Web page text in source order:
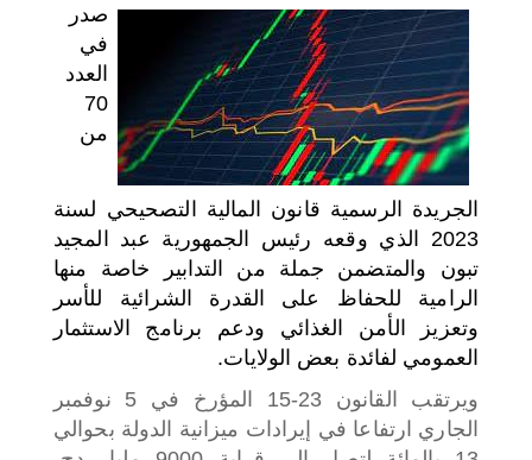
حدد الفئة
اختر بلدا/بلدان
صدر
في
العدد
70
من
الجريدة الرسمية قانون المالية التصحيحي لسنة
2023 الذي وقعه رئيس الجمهورية عبد المجيد
تبون والمتضمن جملة من التدابير خاصة منها
الرامية للحفاظ على القدرة الشرائية للأسر
وتعزيز الأمن الغذائي ودعم برنامج الاستثمار
العمومي لفائدة بعض الولايات.
ويرتقب القانون 23-15 المؤرخ في 5 نوفمبر
الجاري ارتفاعا في إيرادات ميزانية الدولة بحوالي